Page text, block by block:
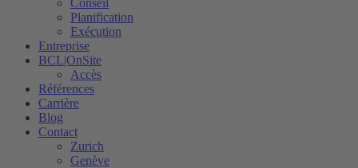
Planification
Exécution
Entreprise
BCL|OnSite
Accès
Références
Carrière
Blog
Contact
Zurich
Genève